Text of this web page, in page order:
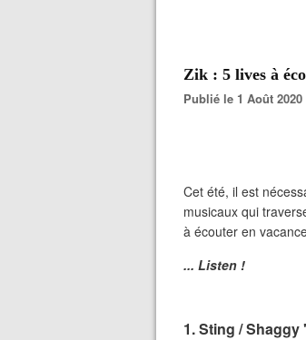
Zik : 5 lives à
Publié le 1 Août 2020
Cet été, il est
musicaux qui
à écouter en
... Listen !
1. Sting /